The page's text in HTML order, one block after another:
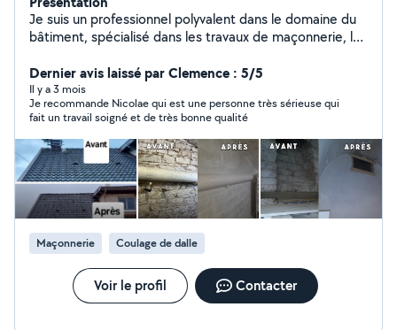
Je suis un professionnel polyvalent dans le domaine du
bâtiment, spécialisé dans les travaux de maçonnerie, les
encore plus. Fort de plus de 20 ans d'expérience, quel
que soit votre besoin dans le domaine du bâtiment, je
suis là pour vous aider.
Dernier avis laissé par Clemence : 5/5
Il y a 3 mois
Je recommande Nicolae qui est une personne très sérieuse qui
fait un travail soigné et de très bonne qualité
Maçonnerie Coulage de dalle
Voir le profil Contacter